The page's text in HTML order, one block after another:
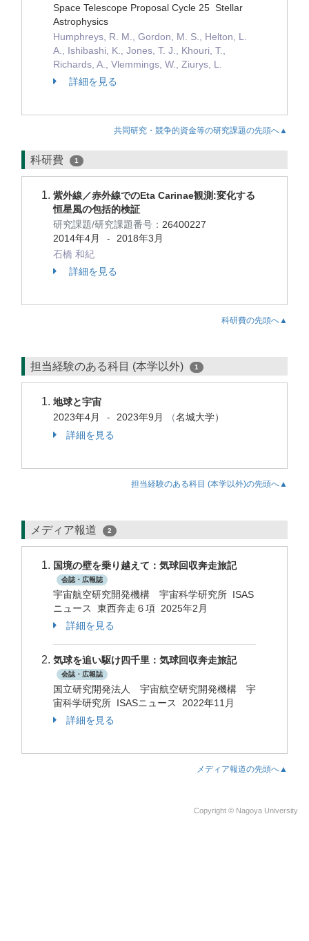
Space Telescope Proposal Cycle 25 Stellar
Astrophysics
Humphreys, R. M., Gordon, M. S., Helton, L.
A., Ishibashi, K., Jones, T. J., Khouri, T.,
Richards, A., Vlemmings, W., Ziurys, L.
詳細を見る
共同研究・競争的資金等の研究課題の先頭へ▲
科研費 1
紫外線／赤外線でのEta Carinae観測:変化する
恒星風の包括的検証
研究課題/研究課題番号： 26400227
2014年4月
-
2018年3月
石橋 和紀
詳細を見る
科研費の先頭へ▲
担当経験のある科目 (本学以外) 1
地球と宇宙
2023年4月
- 2023年9月 （名城大学）
詳細を見る
担当経験のある科目 (本学以外)の先頭へ▲
メディア報道 2
国境の壁を乗り越えて：気球回収奔走旅記
会誌・広報誌
宇宙航空研究開発機構 宇宙科学研究所 ISAS
ニュース 東西奔走６項 2025年2月
詳細を見る
気球を追い駆け四千里：気球回収奔走旅記
会誌・広報誌
国立研究開発法人 宇宙航空研究開発機構 宇
宙科学研究所 ISASニュース 2022年11月
詳細を見る
メディア報道の先頭へ▲
Copyright © Nagoya University